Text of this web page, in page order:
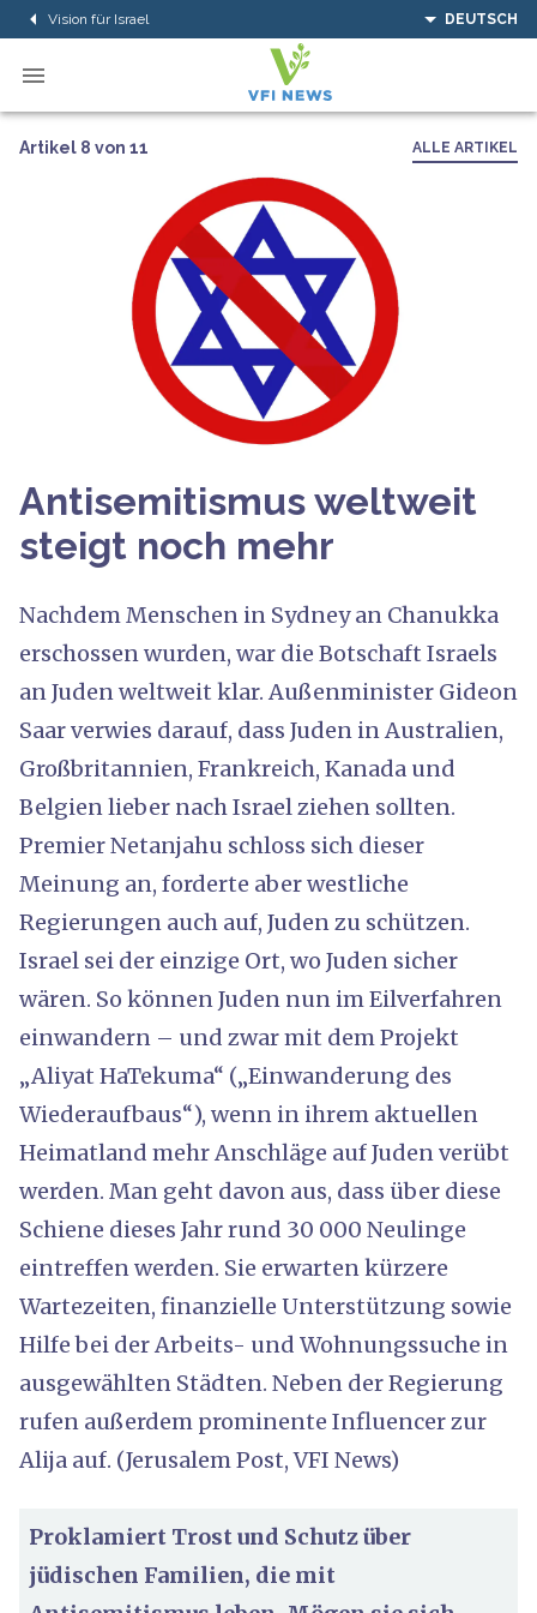
Vision für Israel DEUTSCH
Artikel 8 von 11 ALLE ARTIKEL
Antisemitismus weltweit
steigt noch mehr
Nachdem Menschen in Sydney an Chanukka
erschossen wurden, war die Botschaft Israels
an Juden weltweit klar. Außenminister Gideon
Saar verwies darauf, dass Juden in Australien,
Großbritannien, Frankreich, Kanada und
Belgien lieber nach Israel ziehen sollten.
Premier Netanjahu schloss sich dieser
Meinung an, forderte aber westliche
Regierungen auch auf, Juden zu schützen.
Israel sei der einzige Ort, wo Juden sicher
wären. So können Juden nun im Eilverfahren
einwandern – und zwar mit dem Projekt
„Aliyat HaTekuma“ („Einwanderung des
Wiederaufbaus“), wenn in ihrem aktuellen
Heimatland mehr Anschläge auf Juden verübt
werden. Man geht davon aus, dass über diese
Schiene dieses Jahr rund 30 000 Neulinge
eintreffen werden. Sie erwarten kürzere
Wartezeiten, finanzielle Unterstützung sowie
Hilfe bei der Arbeits- und Wohnungssuche in
ausgewählten Städten. Neben der Regierung
rufen außerdem prominente Influencer zur
Alija auf. (Jerusalem Post, VFI News)
Proklamiert Trost und Schutz über
jüdischen Familien, die mit